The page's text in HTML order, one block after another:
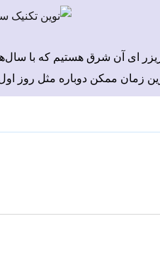
ای آن شرق هستیم که با
زمان ممکن دوباره مثل روز